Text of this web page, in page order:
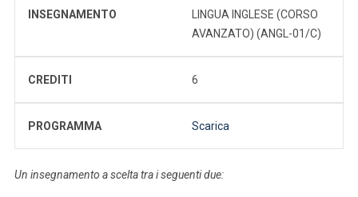
INSEGNAMENTO
LINGUA INGLESE (CORSO
AVANZATO) (ANGL-01/C)
CREDITI 6
PROGRAMMA Scarica
Un insegnamento a scelta tra i seguenti due: